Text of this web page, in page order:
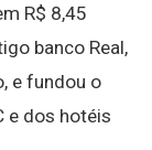
R$ 8,45
banco Real,
e fundou o
e dos hotéis